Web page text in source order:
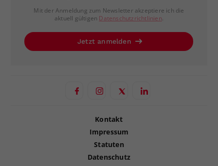
Mit der Anmeldung zum Newsletter akzeptiere ich die
aktuell gültigen Datenschutzrichtlinien.
Jetzt anmelden
Kontakt
Impressum
Statuten
Datenschutz